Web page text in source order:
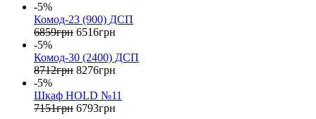
-5%
Комод-23 (900) ДСП
6859грн 6516грн
-5%
Комод-30 (2400) ДСП
8712грн 8276грн
-5%
Шкаф НOLD №11
7151грн 6793грн